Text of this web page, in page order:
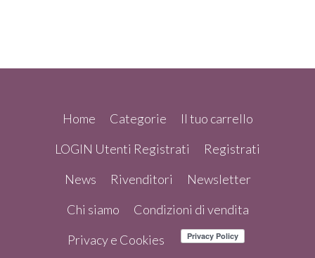
Home Categorie
Il tuo carrello
LOGIN Utenti Registrati
Registrati
News
Rivenditori
Newsletter
Chi siamo
Condizioni di vendita
Privacy e Cookies